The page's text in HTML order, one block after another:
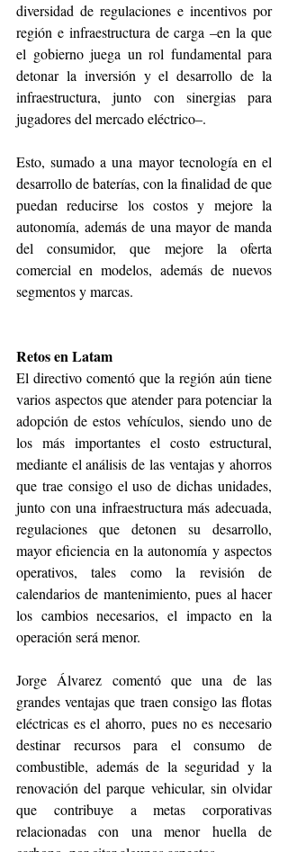
diversidad de regulaciones e incentivos por
región e infraestructura de carga –en la que
el gobierno juega un rol fundamental para
detonar la inversión y el desarrollo de la
infraestructura, junto con sinergias para
jugadores del mercado eléctrico–.
Esto, sumado a una mayor tecnología en el
desarrollo de baterías, con la finalidad de que
puedan reducirse los costos y mejore la
autonomía, además de una mayor de manda
del consumidor, que mejore la oferta
comercial en modelos, además de nuevos
segmentos y marcas.
Retos en Latam
El directivo comentó que la región aún tiene
varios aspectos que atender para potenciar la
adopción de estos vehículos, siendo uno de
los más importantes el costo estructural,
mediante el análisis de las ventajas y ahorros
que trae consigo el uso de dichas unidades,
junto con una infraestructura más adecuada,
regulaciones que detonen su desarrollo,
mayor eficiencia en la autonomía y aspectos
operativos, tales como la revisión de
calendarios de mantenimiento, pues al hacer
los cambios necesarios, el impacto en la
operación será menor.
Jorge Álvarez comentó que una de las
grandes ventajas que traen consigo las flotas
eléctricas es el ahorro, pues no es necesario
destinar recursos para el consumo de
combustible, además de la seguridad y la
renovación del parque vehicular, sin olvidar
que contribuye a metas corporativas
relacionadas con una menor huella de